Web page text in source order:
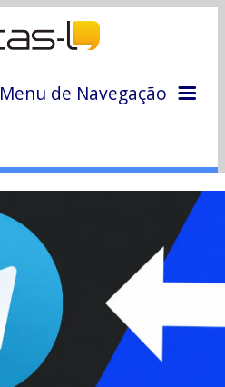
Menu de Navegação
Colunas
Colaboradores